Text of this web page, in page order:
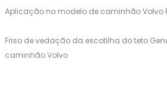
Aplicação no modelo de caminhão Volvo
Friso de vedação da escotilha do teto
caminhão Volvo